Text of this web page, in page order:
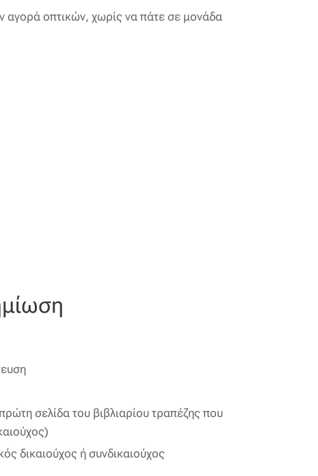
αγορά οπτικών, χωρίς να πάτε σε μονάδα
σελίδα του βιβλιαρίου τραπέζης που
δικαιούχος ή συνδικαιούχος